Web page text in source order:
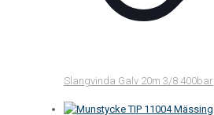
Slangvinda Galv 20m 3/8 400bar